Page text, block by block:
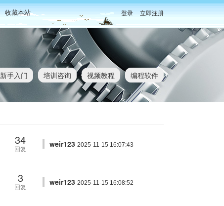
登录 立即注册
收藏本站
新手入门 培训咨询 视频教程 编程软件
34
回复
weir123 2025-11-15 16:07:43
3
回复
weir123 2025-11-15 16:08:52